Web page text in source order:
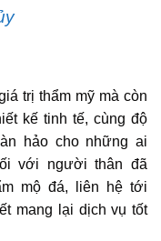
trị thẩm mỹ mà còn
kế tinh tế, cùng độ
hảo cho những ai
với người thân đã
mộ đá, liên hệ tới
mang lại dịch vụ tốt